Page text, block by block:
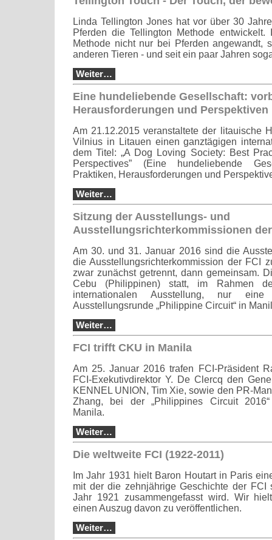
Linda Tellington Jones hat vor über 30
Pferden die Tellington Methode entwickelt.
Methode nicht nur bei Pferden angewandt,
anderen Tieren - und seit ein paar Jahren
Weiter…
Eine hundeliebende Gesellschaft:
Herausforderungen und Perspektiven
Am 21.12.2015 veranstaltete der litauische
Vilnius in Litauen einen ganztägigen
dem Titel: „A Dog Loving Society: Best
Perspectives” (Eine hundeliebende
Praktiken, Herausforderungen und
Weiter…
Sitzung der Ausstellungs- und
Ausstellungsrichterkommissionen
Am 30. und 31. Januar 2016 sind die
die Ausstellungsrichterkommission der FCI
zwar zunächst getrennt, dann gemeinsam.
Cebu (Philippinen) statt, im Rahmen
internationalen Ausstellung, nur
Ausstellungsrunde „Philippine Circuit“ in
Weiter…
FCI trifft CKU in Manila
Am 25. Januar 2016 trafen FCI-Präsident
FCI-Exekutivdirektor Y. De Clercq den
KENNEL UNION, Tim Xie, sowie den PR-
Zhang, bei der „Philippines Circuit
Manila.
Weiter…
Die weltweite FCI (1922-2011)
Im Jahr 1931 hielt Baron Houtart in Paris
mit der die zehnjährige Geschichte der FCI
Jahr 1921 zusammengefasst wird. Wir
einen Auszug davon zu veröffentlichen.
Weiter…